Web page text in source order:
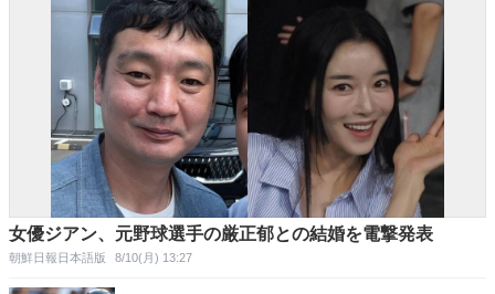
女優ジアン、元野球選手の厳正郁との結婚を電撃発表
朝鮮日報日本語版 8/10(月) 13:27